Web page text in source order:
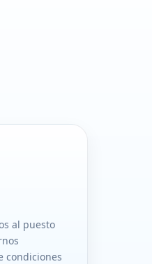
al puesto
condiciones